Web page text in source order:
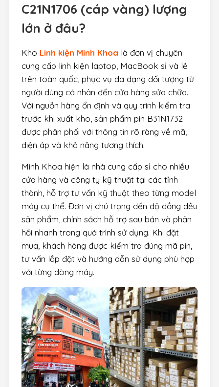
C21N1706 (cáp vàng) lượng
lớn ở đâu?
Kho Linh kiện Minh Khoa là đơn vị chuyên
cung cấp linh kiện laptop, MacBook sỉ và lẻ
trên toàn quốc, phục vụ đa dạng đối tượng từ
người dùng cá nhân đến cửa hàng sửa chữa.
Với nguồn hàng ổn định và quy trình kiểm tra
trước khi xuất kho, sản phẩm pin B31N1732
được phân phối với thông tin rõ ràng về mã,
điện áp và khả năng tương thích.
Minh Khoa hiện là nhà cung cấp sỉ cho nhiều
cửa hàng và công ty kỹ thuật tại các tỉnh
thành, hỗ trợ tư vấn kỹ thuật theo từng model
máy cụ thể. Đơn vị chú trọng đến độ đồng đều
sản phẩm, chính sách hỗ trợ sau bán và phản
hồi nhanh trong quá trình sử dụng. Khi đặt
mua, khách hàng được kiểm tra đúng mã pin,
tư vấn lắp đặt và hướng dẫn sử dụng phù hợp
với từng dòng máy.